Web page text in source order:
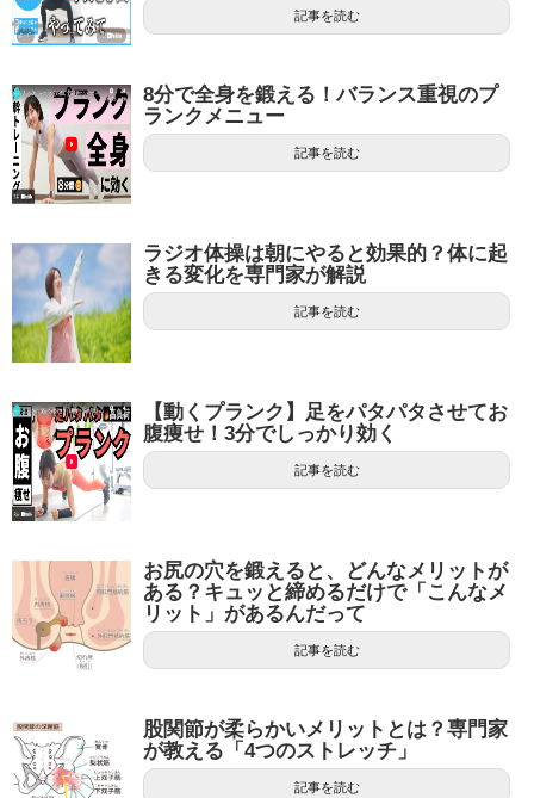
記事を読む
8分で全身を鍛える！バランス重視のプ
ランクメニュー
記事を読む
ラジオ体操は朝にやると効果的？体に起
きる変化を専門家が解説
記事を読む
【動くプランク】足をパタパタさせてお
腹痩せ！3分でしっかり効く
記事を読む
お尻の穴を鍛えると、どんなメリットが
ある？キュッと締めるだけで「こんなメ
リット」があるんだって
記事を読む
股関節が柔らかいメリットとは？専門家
が教える「4つのストレッチ」
記事を読む